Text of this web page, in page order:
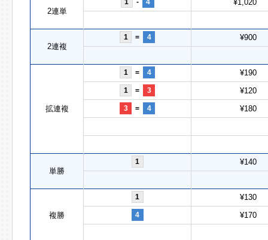
2連単
1 - 4 ¥1,020
2連複
1 = 4 ¥900
拡連複
1 = 4 ¥190
1 = 3 ¥120
3 = 4 ¥180
単勝
1 ¥140
複勝
1 ¥130
4 ¥170